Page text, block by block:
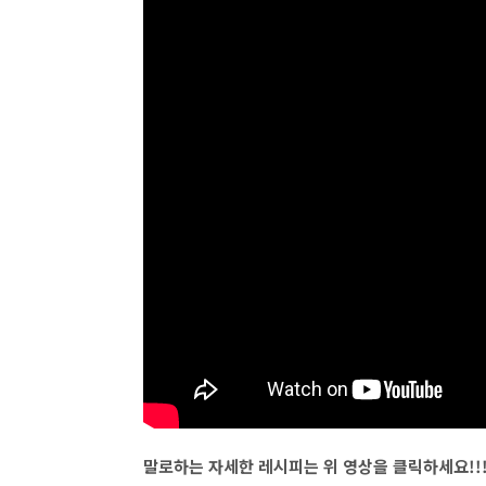
말로하는 자세한 레시피는 위 영상을 클릭하세요